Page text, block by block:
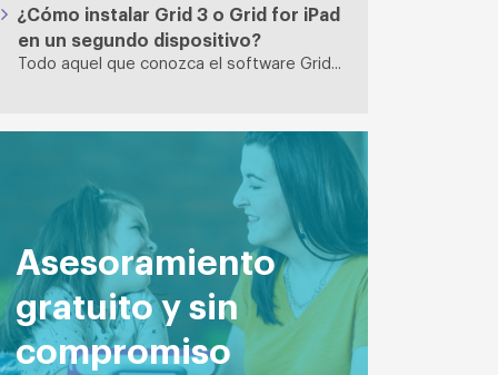
¿Cómo instalar Grid 3 o Grid for iPad
en un segundo dispositivo?
Todo aquel que conozca el software Grid...
Asesoramiento
gratuito y sin
compromiso